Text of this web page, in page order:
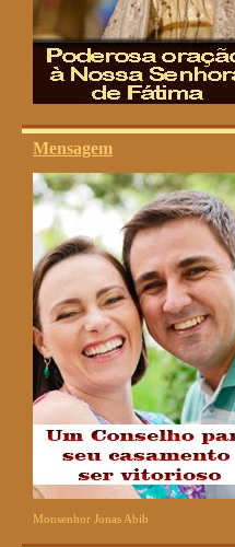
Mensagem
Monsenhor Jonas Abib